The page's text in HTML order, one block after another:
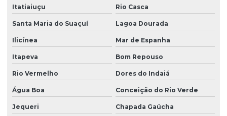
Itatiaiuçu Rio Casca
Santa Maria do Suaçuí Lagoa Dourada
Ilicínea Mar de Espanha
Itapeva Bom Repouso
Rio Vermelho Dores do Indaiá
Água Boa Conceição do Rio Verde
Jequeri Chapada Gaúcha